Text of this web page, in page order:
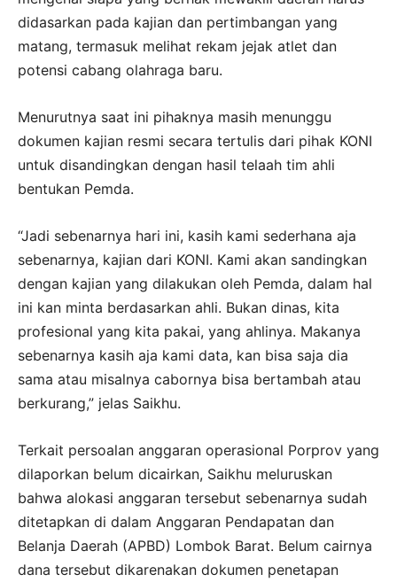
didasarkan pada kajian dan pertimbangan yang
matang, termasuk melihat rekam jejak atlet dan
potensi cabang olahraga baru.
Menurutnya saat ini pihaknya masih menunggu
dokumen kajian resmi secara tertulis dari pihak KONI
untuk disandingkan dengan hasil telaah tim ahli
bentukan Pemda.
“Jadi sebenarnya hari ini, kasih kami sederhana aja
sebenarnya, kajian dari KONI. Kami akan sandingkan
dengan kajian yang dilakukan oleh Pemda, dalam hal
ini kan minta berdasarkan ahli. Bukan dinas, kita
profesional yang kita pakai, yang ahlinya. Makanya
sebenarnya kasih aja kami data, kan bisa saja dia
sama atau misalnya cabornya bisa bertambah atau
berkurang,” jelas Saikhu.
Terkait persoalan anggaran operasional Porprov yang
dilaporkan belum dicairkan, Saikhu meluruskan
bahwa alokasi anggaran tersebut sebenarnya sudah
ditetapkan di dalam Anggaran Pendapatan dan
Belanja Daerah (APBD) Lombok Barat. Belum cairnya
dana tersebut dikarenakan dokumen penetapan